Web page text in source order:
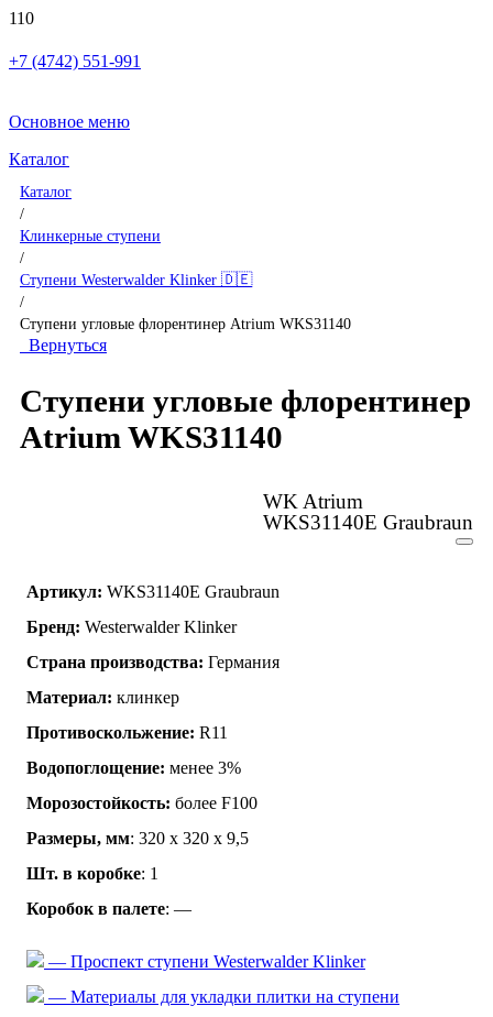
+7 (4742) 551-991
Основное меню
Каталог
Каталог
/
Клинкерные ступени
/
Ступени Westerwalder Klinker 🇩🇪
/
Ступени угловые флорентинер Atrium WKS31140
Вернуться
Ступени угловые флорентинер
Atrium WKS31140
WK Atrium
WKS31140E Graubraun
Артикул: WKS31140E Graubraun
Бренд: Westerwalder Klinker
Страна производства: Германия
Материал: клинкер
Противоскольжение: R11
Водопоглощение: менее 3%
Морозостойкость: более F100
Размеры, мм: 320 x 320 x 9,5
Шт. в коробке: 1
Коробок в палете: —
— Проспект ступени Westerwalder Klinker
— Материалы для укладки плитки на ступени